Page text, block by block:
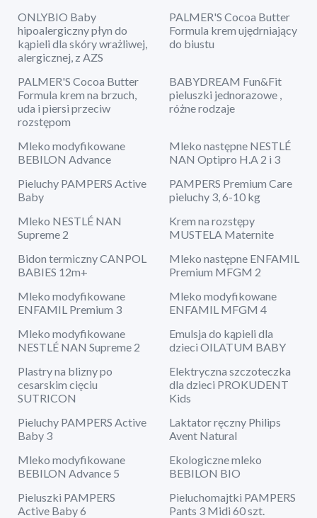
ONLYBIO Baby
hipoalergiczny płyn do
kąpieli dla skóry wrażliwej,
alergicznej, z AZS
PALMER'S Cocoa Butter
Formula krem ujędrniający
do biustu
PALMER'S Cocoa Butter
Formula krem na brzuch,
uda i piersi przeciw
rozstępom
BABYDREAM Fun&Fit
pieluszki jednorazowe ,
różne rodzaje
Mleko modyfikowane
BEBILON Advance
Mleko następne NESTLÉ
NAN Optipro H.A 2 i 3
Pieluchy PAMPERS Active
Baby
PAMPERS Premium Care
pieluchy 3, 6-10 kg
Mleko NESTLÉ NAN
Supreme 2
Krem na rozstępy
MUSTELA Maternite
Bidon termiczny CANPOL
BABIES 12m+
Mleko następne ENFAMIL
Premium MFGM 2
Mleko modyfikowane
ENFAMIL Premium 3
Mleko modyfikowane
ENFAMIL MFGM 4
Mleko modyfikowane
NESTLÉ NAN Supreme 2
Emulsja do kąpieli dla
dzieci OILATUM BABY
Plastry na blizny po
cesarskim cięciu
SUTRICON
Elektryczna szczoteczka
dla dzieci PROKUDENT
Kids
Pieluchy PAMPERS Active
Baby 3
Laktator ręczny Philips
Avent Natural
Mleko modyfikowane
BEBILON Advance 5
Ekologiczne mleko
BEBILON BIO
Pieluszki PAMPERS
Active Baby 6
Pieluchomajtki PAMPERS
Pants 3 Midi 60 szt.